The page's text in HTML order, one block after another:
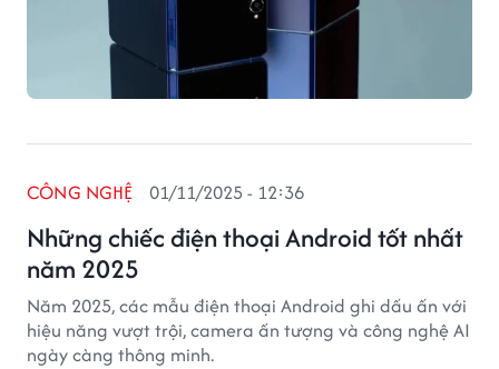
Những chiếc điện thoại Android tốt nhất
năm 2025
CÔNG NGHỆ 01/11/2025 - 12:36
Năm 2025, các mẫu điện thoại Android ghi dấu ấn với
hiệu năng vượt trội, camera ấn tượng và công nghệ AI
ngày càng thông minh.